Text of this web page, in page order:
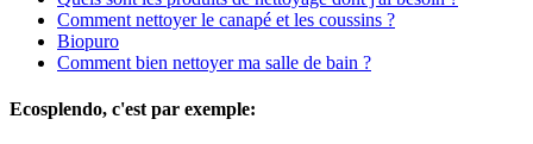
Comment nettoyer le canapé et les coussins ?
Biopuro
Comment bien nettoyer ma salle de bain ?
Ecosplendo, c'est par exemple: